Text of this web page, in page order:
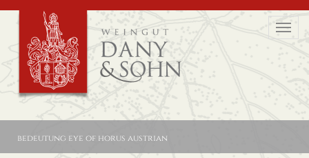
bedeutung eye of horus austrian